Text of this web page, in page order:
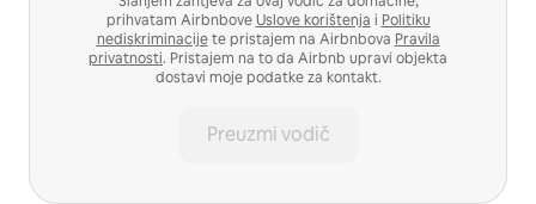
prihvatam AirbnboveUslove korištenja i Politiku
nediskriminacijete pristajem na Airbnbova Pravila
privatnosti. Pristajem na to da Airbnb upravi objekta
dostavi moje podatke za kontakt.
Preuzmi vodič